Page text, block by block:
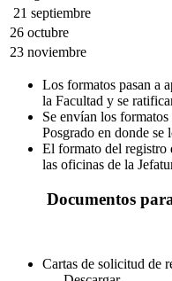
21 septiembre
26 octubre
23 noviembre
Los formatos pasan a
la Facultad y se
Se envían los
Posgrado en donde se
El formato del registro
las oficinas de la
Documentos
Cartas de